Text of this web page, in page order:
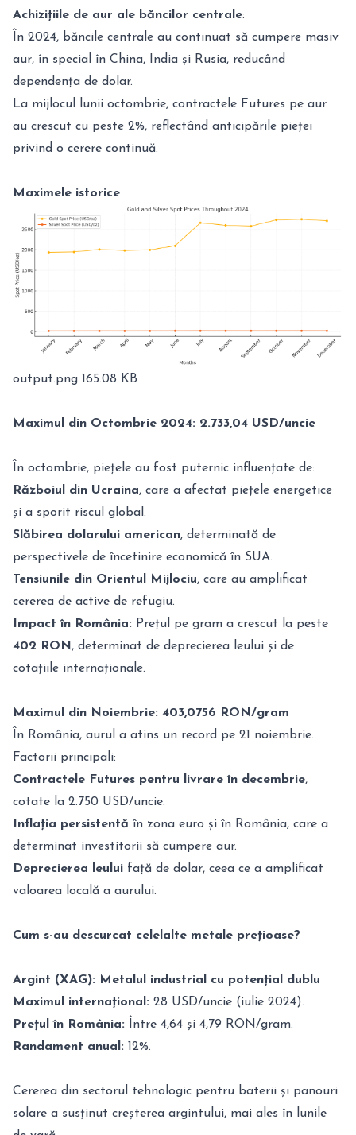
Achizițiile de aur ale băncilor centrale:
În 2024, băncile centrale au continuat să cumpere masiv
aur, în special în China, India și Rusia, reducând
dependența de dolar.
La mijlocul lunii octombrie, contractele Futures pe aur
au crescut cu peste 2%, reflectând anticipările pieței
privind o cerere continuă.
Maximele istorice
output.png 165.08 KB
Maximul din Octombrie 2024: 2.733,04 USD/uncie
În octombrie, piețele au fost puternic influențate de:
Războiul din Ucraina, care a afectat piețele energetice
și a sporit riscul global.
Slăbirea dolarului american, determinată de
perspectivele de încetinire economică în SUA.
Tensiunile din Orientul Mijlociu, care au amplificat
cererea de active de refugiu.
Impact în România: Prețul pe gram a crescut la peste
402 RON, determinat de deprecierea leului și de
cotațiile internaționale.
Maximul din Noiembrie: 403,0756 RON/gram
În România, aurul a atins un record pe 21 noiembrie.
Factorii principali:
Contractele Futures pentru livrare în decembrie,
cotate la 2.750 USD/uncie.
Inflația persistentă în zona euro și în România, care a
determinat investitorii să cumpere aur.
Deprecierea leului față de dolar, ceea ce a amplificat
valoarea locală a aurului.
Cum s-au descurcat celelalte metale prețioase?
Argint (XAG): Metalul industrial cu potențial dublu
Maximul internațional: 28 USD/uncie (iulie 2024).
Prețul în România: Între 4,64 și 4,79 RON/gram.
Randament anual: 12%.
Cererea din sectorul tehnologic pentru baterii și panouri
solare a susținut creșterea argintului, mai ales în lunile